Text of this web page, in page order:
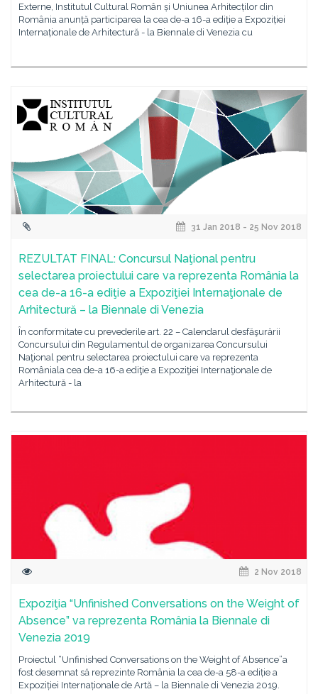
Externe, Institutul Cultural Român și Uniunea Arhitecților din
România anunță participarea la cea de-a 16-a ediție a Expoziției
Internaționale de Arhitectură - la Biennale di Venezia cu
31 Jan 2018 - 25 Nov 2018
REZULTAT FINAL: Concursul Naţional pentru
selectarea proiectului care va reprezenta România la
cea de-a 16-a ediţie a Expoziţiei Internaţionale de
Arhitectură – la Biennale di Venezia
În conformitate cu prevederile art. 22 – Calendarul desfăşurării
Concursului din Regulamentul de organizarea Concursului
Naţional pentru selectarea proiectului care va reprezenta
Româniala cea de-a 16-a ediţie a Expoziţiei Internaţionale de
Arhitectură - la
2 Nov 2018
Expoziţia “Unfinished Conversations on the Weight of
Absence” va reprezenta România la Biennale di
Venezia 2019
Proiectul “Unfinished Conversations on the Weight of Absence”a
fost desemnat să reprezinte România la cea de-a 58-a ediție a
Expoziției Internaționale de Artă – la Biennale di Venezia 2019.